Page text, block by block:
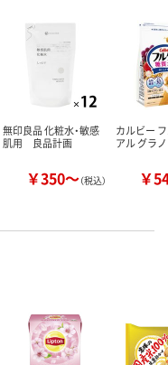
無印良品 化粧水・敏感
肌用 良品計画
￥350～（税込）
カルビー
アル グラ
￥